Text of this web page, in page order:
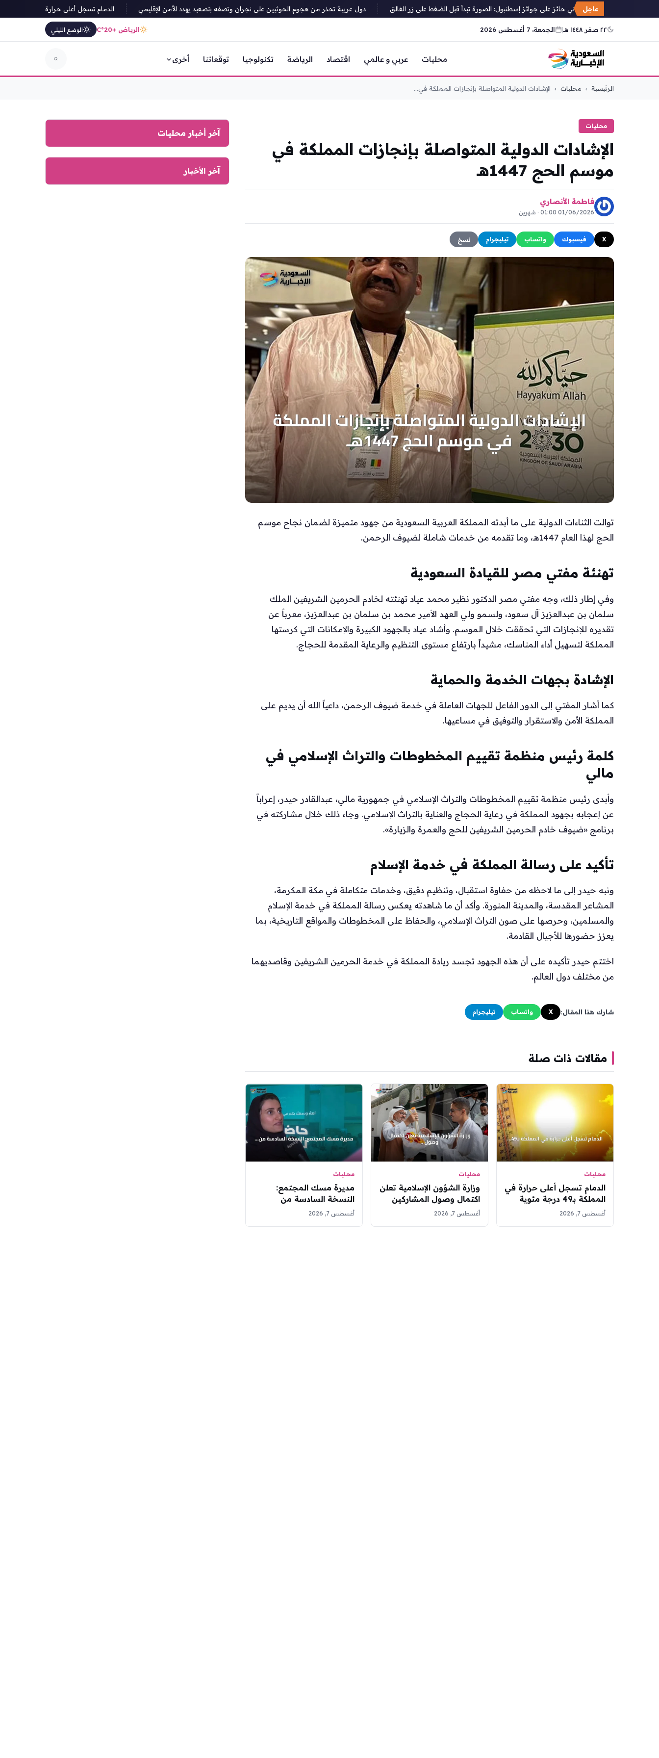
عاجل
مصور إسباني حائز على جوائز إسطنبول: الصورة تبدأ قبل الضغط على زر الغالق دول عربية تحذر من هجوم الحوثيين على نجران وتصفه بتصعيد يهدد الأمن الإقليمي الدمام تسجل أعلى حرارة في المملكة بـ49 درجة مئوية وأبها الأدنى بـ20 درجة
٢٢ صفر ١٤٤٨ هـ | الجمعة، 7 أغسطس 2026 الرياض +20°C الوضع الليلي
محليات عربي و عالمي اقتصاد الرياضة تكنولوجيا توقعاتنا أخرى
الرئيسية › محليات › الإشادات الدولية المتواصلة بإنجازات المملكة في...
محليات
الإشادات الدولية المتواصلة بإنجازات المملكة في
موسم الحج 1447هـ
فاطمة الأنصاري
01/06/2026 01:00 · شهرين
X فيسبوك واتساب تيليجرام نسخ
توالت الثناءات الدولية على ما أبدته المملكة العربية السعودية من جهود متميزة لضمان نجاح موسم
الحج لهذا العام 1447هـ، وما تقدمه من خدمات شاملة لضيوف الرحمن.
تهنئة مفتي مصر للقيادة السعودية
وفي إطار ذلك، وجه مفتي مصر الدكتور نظير محمد عياد تهنئته لخادم الحرمين الشريفين الملك
سلمان بن عبدالعزيز آل سعود، ولسمو ولي العهد الأمير محمد بن سلمان بن عبدالعزيز، معرباً عن
تقديره للإنجازات التي تحققت خلال الموسم. وأشاد عياد بالجهود الكبيرة والإمكانات التي كرستها
المملكة لتسهيل أداء المناسك، مشيداً بارتفاع مستوى التنظيم والرعاية المقدمة للحجاج.
الإشادة بجهات الخدمة والحماية
كما أشار المفتي إلى الدور الفاعل للجهات العاملة في خدمة ضيوف الرحمن، داعياً الله أن يديم على
المملكة الأمن والاستقرار والتوفيق في مساعيها.
كلمة رئيس منظمة تقييم المخطوطات والتراث الإسلامي في
مالي
وأبدى رئيس منظمة تقييم المخطوطات والتراث الإسلامي في جمهورية مالي، عبدالقادر حيدر، إعراباً
عن إعجابه بجهود المملكة في رعاية الحجاج والعناية بالتراث الإسلامي. وجاء ذلك خلال مشاركته في
برنامج «ضيوف خادم الحرمين الشريفين للحج والعمرة والزيارة».
تأكيد على رسالة المملكة في خدمة الإسلام
ونبه حيدر إلى ما لاحظه من حفاوة استقبال، وتنظيم دقيق، وخدمات متكاملة في مكة المكرمة،
المشاعر المقدسة، والمدينة المنورة. وأكد أن ما شاهدته يعكس رسالة المملكة في خدمة الإسلام
والمسلمين، وحرصها على صون التراث الإسلامي، والحفاظ على المخطوطات والمواقع التاريخية، بما
يعزز حضورها للأجيال القادمة.
اختتم حيدر تأكيده على أن هذه الجهود تجسد ريادة المملكة في خدمة الحرمين الشريفين وقاصديهما
من مختلف دول العالم.
شارك هذا المقال: X واتساب تيليجرام
مقالات ذات صلة
محليات
الدمام تسجل أعلى حرارة في
المملكة بـ49 درجة مئوية
وأبها الأدنى بـ20 درجة
أغسطس 7, 2026
محليات
وزارة الشؤون الإسلامية تعلن
اكتمال وصول المشاركين
في مسابقة الملك عبدالعزيز
أغسطس 7, 2026
محليات
مديرة مسك المجتمع:
النسخة السادسة من
الحاضنة تحوّل مبادرات
أغسطس 7, 2026
آخر أخبار محليات
آخر الأخبار